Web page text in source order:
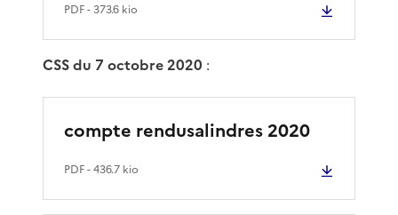
PDF- 373.6 kio
CSS du 7 octobre 2020 :
compte rendusalindres 2020
PDF- 436.7 kio